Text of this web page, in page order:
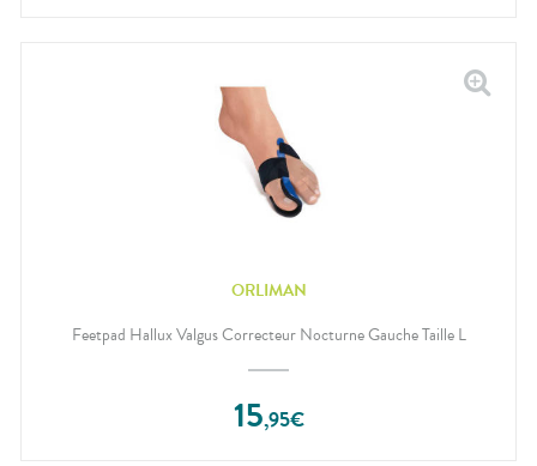
ORLIMAN
Feetpad Hallux Valgus Correcteur Nocturne Gauche Taille L
15,95€